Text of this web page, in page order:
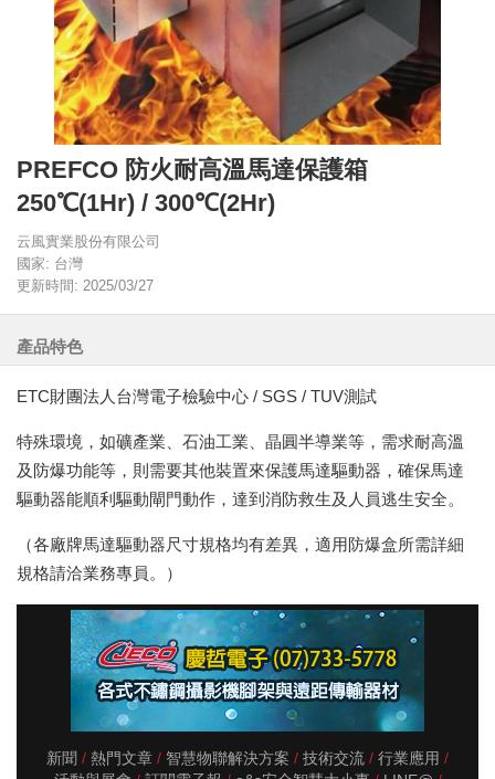
PREFCO 防火耐高溫馬達保護箱
250℃(1Hr) / 300℃(2Hr)
云風實業股份有限公司
國家: 台灣
更新時間: 2025/03/27
產品特色
ETC財團法人台灣電子檢驗中心 / SGS / TUV測試
特殊環境，如礦產業、石油工業、晶圓半導業等，需求耐高溫
及防爆功能等，則需要其他裝置來保護馬達驅動器，確保馬達
驅動器能順利驅動閘門動作，達到消防救生及人員逃生安全。
（各廠牌馬達驅動器尺寸規格均有差異，適用防爆盒所需詳細
規格請洽業務專員。）
新聞 熱門文章 智慧物聯解決方案 技術交流
行業應用